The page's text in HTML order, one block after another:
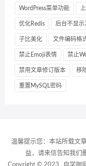
WordPress菜单功能
优化Redis 后台不显示
子比美化 文件编码格
禁止Emoji表情 禁止
禁用文章修订版本 移
重置MySQL密码
温馨提示您：本站所载文
益，请来信告知我们
Copyright © 2023
自学咖